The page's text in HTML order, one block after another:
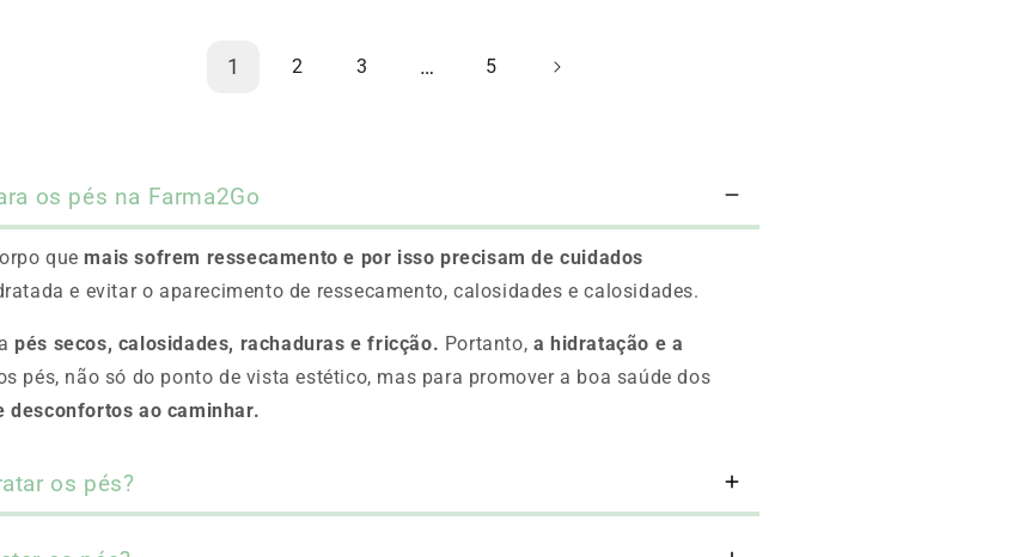
1 2 3 … 5
os pés na Farma2Go
que mais sofrem ressecamento e por isso precisam de cuidados
e evitar o aparecimento de ressecamento, calosidades e calosidades.
pés secos, calosidades, rachaduras e fricção. Portanto, a hidratação e a
pés, não só do ponto de vista estético, mas para promover a boa saúde dos
desconfortos ao caminhar.
os pés?